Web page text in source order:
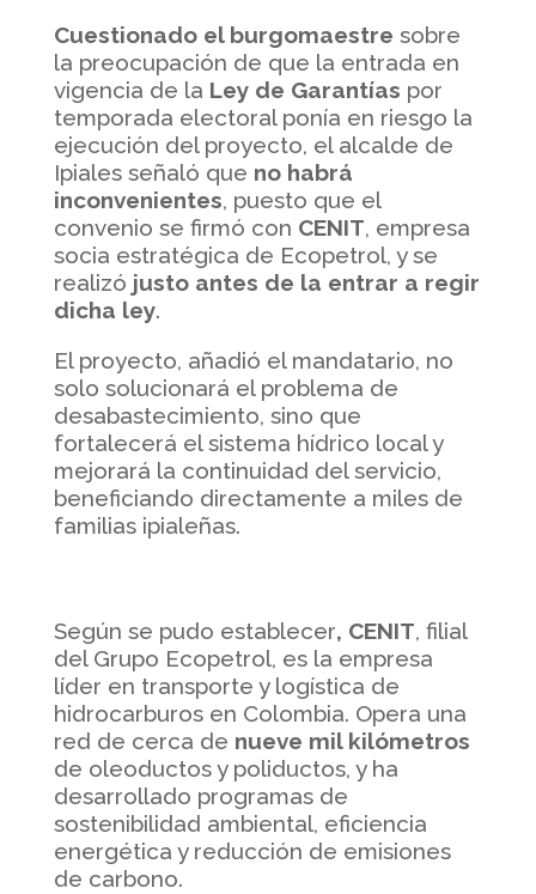
Cuestionado el burgomaestre sobre
la preocupación de que la entrada en
vigencia de la Ley de Garantías por
temporada electoral ponía en riesgo la
ejecución del proyecto, el alcalde de
Ipiales señaló que no habrá
inconvenientes, puesto que el
convenio se firmó con CENIT, empresa
socia estratégica de Ecopetrol, y se
realizó justo antes de la entrar a regir
dicha ley.
El proyecto, añadió el mandatario, no
solo solucionará el problema de
desabastecimiento, sino que
fortalecerá el sistema hídrico local y
mejorará la continuidad del servicio,
beneficiando directamente a miles de
familias ipialeñas.
Según se pudo establecer, CENIT, filial
del Grupo Ecopetrol, es la empresa
líder en transporte y logística de
hidrocarburos en Colombia. Opera una
red de cerca de nueve mil kilómetros
de oleoductos y poliductos, y ha
desarrollado programas de
sostenibilidad ambiental, eficiencia
energética y reducción de emisiones
de carbono.